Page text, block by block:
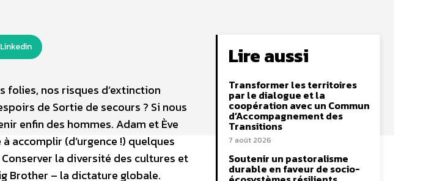
Linkedin
folies, nos risques d’extinction
de Sortie de secours ? Si nous
enfin des hommes. Adam et Ève
accomplir (d’urgence !) quelques
la diversité des cultures et
Brother – la dictature globale.
Lire aussi
Transformer les territoires
par le dialogue et la
coopération avec un Commun
d’Accompagnement des
Transitions
7 août 2026
Soutenir un pastoralisme
durable en faveur de socio-